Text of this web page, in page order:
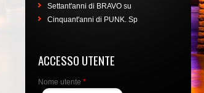
Settant'anni di BRAVO su
Cinquant'anni di PUNK. Sp
ACCESSO UTENTE
Nome utente *